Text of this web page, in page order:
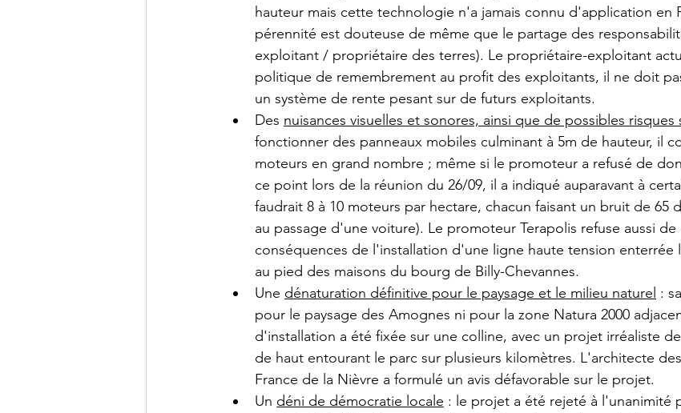
hauteur mais cette technologie n'a jamais connu d'application en
pérennité est douteuse de même que le partage des
exploitant / propriétaire des terres). Le propriétaire-exploitant
politique de remembrement au profit des exploitants, il ne doit
un système de rente pesant sur de futurs exploitants.
Des nuisances visuelles et sonores, ainsi que de possibles risques
fonctionner des panneaux mobiles culminant à 5m de hauteur, il
moteurs en grand nombre ; même si le promoteur a refusé de
ce point lors de la réunion du 26/09, il a indiqué auparavant à
faudrait 8 à 10 moteurs par hectare, chacun faisant un bruit de 65
au passage d'une voiture). Le promoteur Terapolis refuse aussi
conséquences de l'installation d'une ligne haute tension enterrée
au pied des maisons du bourg de Billy-Chevannes.
Une dénaturation définitive pour le paysage et le milieu naturel :
pour le paysage des Amognes ni pour la zone Natura 2000
d'installation a été fixée sur une colline, avec un projet irréaliste
de haut entourant le parc sur plusieurs kilomètres. L'architecte
France de la Nièvre a formulé un avis défavorable sur le projet.
Un déni de démocratie locale : le projet a été rejeté à l'unanimité